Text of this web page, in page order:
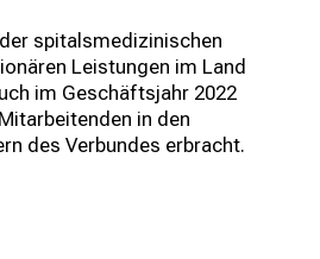
spitalsmedizinischen
Leistungen im Land
im Geschäftsjahr 2022
in den
des Verbundes erbracht.